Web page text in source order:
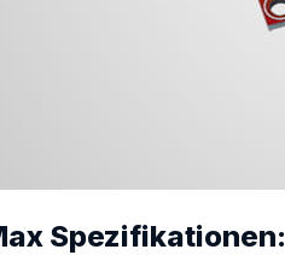
Spezifikationen: